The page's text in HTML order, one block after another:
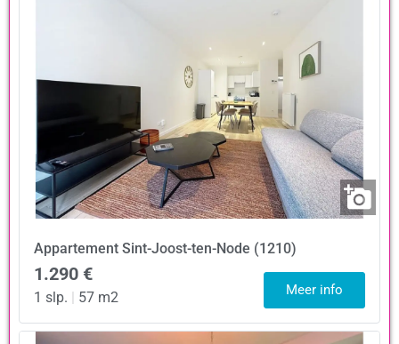
Appartement Sint-Joost-ten-Node (1210)
1.290 €
1 slp. | 57 m2 Meer info